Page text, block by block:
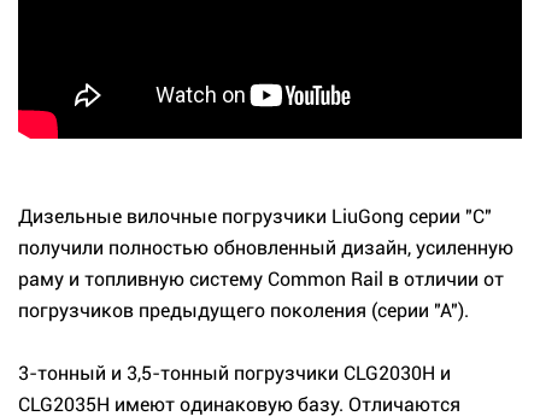
Дизельные вилочные погрузчики LiuGong серии "C"
получили полностью обновленный дизайн, усиленную
раму и топливную систему Common Rail в отличии от
погрузчиков предыдущего поколения (серии "А").
3-тонный и 3,5-тонный погрузчики CLG2030H и
CLG2035H имеют одинаковую базу. Отличаются